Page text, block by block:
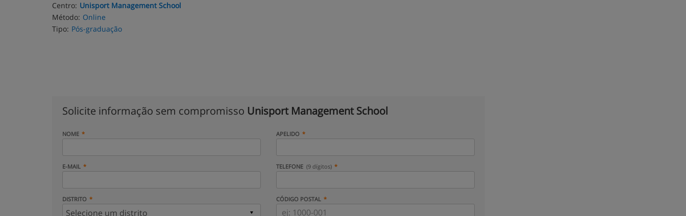
Centro: Unisport Management School
Método: Online
Tipo: Pós-graduação
Solicite informação sem compromisso Unisport Management School
NOME APELIDO
E-MAIL TELEFONE (9 dígitos)
DISTRITO CÓDIGO POSTAL